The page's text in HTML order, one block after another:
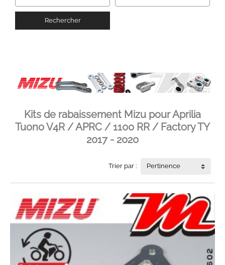
Rechercher
Kits de rabaissement Mizu pour Aprilia
Tuono V4R / APRC / 1100 RR / Factory TY
2017 - 2020
Trier par : Pertinence